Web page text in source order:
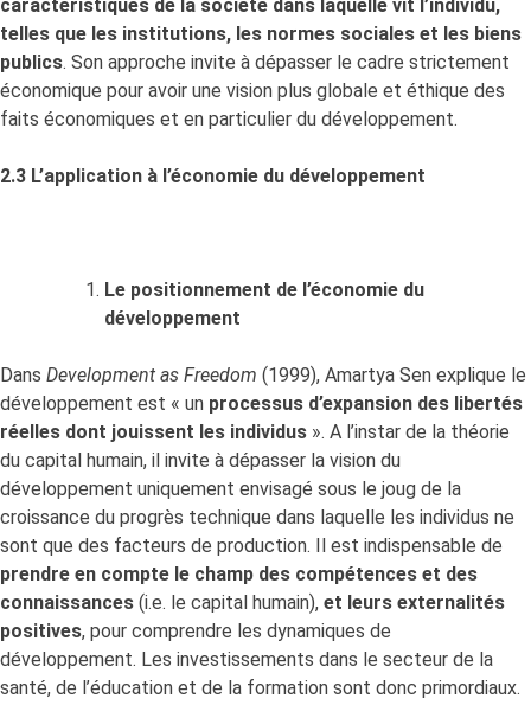
caractéristiques de la société dans laquelle vit l’individu,
telles que les institutions, les normes sociales et les biens
publics. Son approche invite à dépasser le cadre strictement
économique pour avoir une vision plus globale et éthique des
faits économiques et en particulier du développement.
2.3 L’application à l’économie du développement
Le positionnement de l’économie du
développement
Dans Development as Freedom (1999), Amartya Sen explique le
développement est « un processus d’expansion des libertés
réelles dont jouissent les individus ». A l’instar de la théorie
du capital humain, il invite à dépasser la vision du
développement uniquement envisagé sous le joug de la
croissance du progrès technique dans laquelle les individus ne
sont que des facteurs de production. Il est indispensable de
prendre en compte le champ des compétences et des
connaissances (i.e. le capital humain), et leurs externalités
positives, pour comprendre les dynamiques de
développement. Les investissements dans le secteur de la
santé, de l’éducation et de la formation sont donc primordiaux.